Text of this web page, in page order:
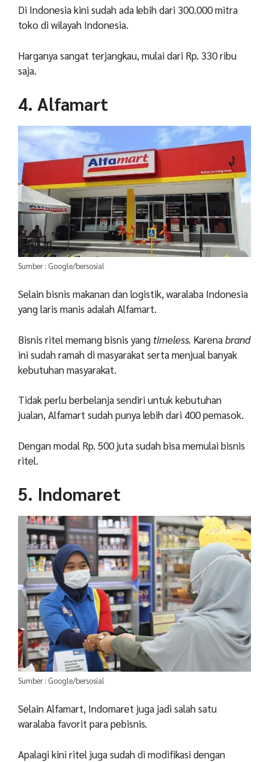
Di Indonesia kini sudah ada lebih dari 300.000 mitra
toko di wilayah Indonesia.
Harganya sangat terjangkau, mulai dari Rp. 330 ribu
saja.
4. Alfamart
Sumber : Google/bersosial
Selain bisnis makanan dan logistik, waralaba Indonesia
yang laris manis adalah Alfamart.
Bisnis ritel memang bisnis yangtimeless. Karenabrand
ini sudah ramah di masyarakat serta menjual banyak
kebutuhan masyarakat.
Tidak perlu berbelanja sendiri untuk kebutuhan
jualan, Alfamart sudah punya lebih dari 400 pemasok.
Dengan modal Rp. 500 juta sudah bisa memulai bisnis
ritel.
5. Indomaret
Sumber : Google/bersosial
Selain Alfamart, Indomaret juga jadi salah satu
waralaba favorit para pebisnis.
Apalagi kini ritel juga sudah di modifikasi dengan